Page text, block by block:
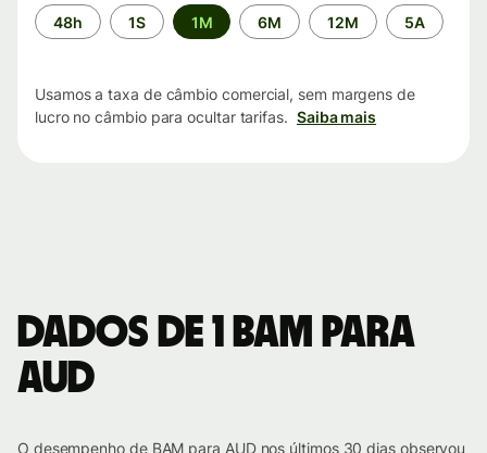
Período
de
48h 1S 1M 6M 12M 5A
Usamos a taxa de câmbio comercial, sem margens de
lucro no câmbio para ocultar tarifas. Saiba mais
Dados de 1 BAM para
AUD
O desempenho de BAM para AUD nos últimos 30 dias observou